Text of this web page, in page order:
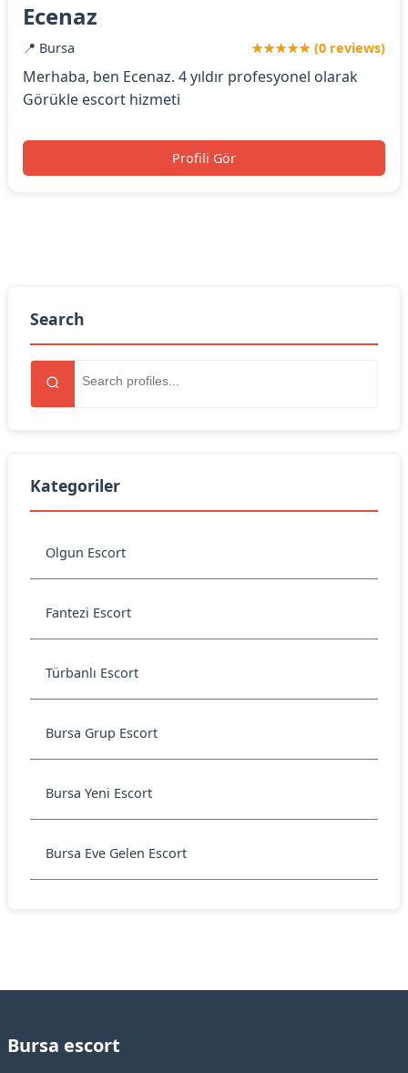
Search
Kategoriler
Olgun Escort
Fantezi Escort
Türbanlı Escort
Bursa Grup Escort
Bursa Yeni Escort
Bursa Eve Gelen Escort
Ecenaz
📍 Bursa ★★★★★ (0 reviews)
Merhaba, ben Ecenaz. 4 yıldır profesyonel olarak
Görükle escort hizmeti
Profili Gör
Bursa escort